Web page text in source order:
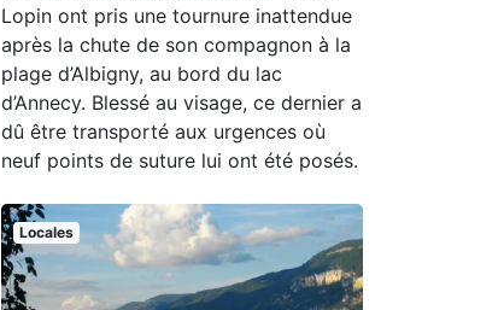
Lopin ont pris une tournure inattendue
après la chute de son compagnon à la
plage d’Albigny, au bord du lac
d’Annecy. Blessé au visage, ce dernier a
dû être transporté aux urgences où
neuf points de suture lui ont été posés.
Locales